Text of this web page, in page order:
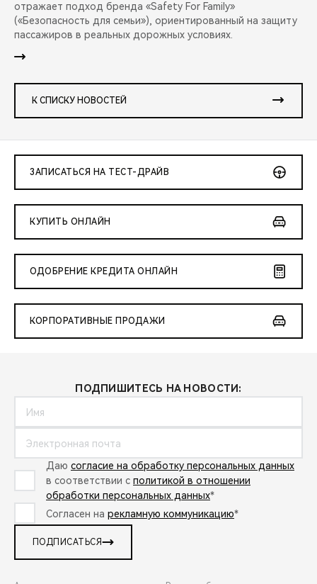
отражает подход бренда «Safety For Family»
(«Безопасность для семьи»), ориентированный на защиту
пассажиров в реальных дорожных условиях.
К СПИСКУ НОВОСТЕЙ
ЗАПИСАТЬСЯ НА ТЕСТ-ДРАЙВ
КУПИТЬ ОНЛАЙН
ОДОБРЕНИЕ КРЕДИТА ОНЛАЙН
КОРПОРАТИВНЫЕ ПРОДАЖИ
ПОДПИШИТЕСЬ НА НОВОСТИ:
Даю согласие на обработку персональных данных
в соответствии с политикой в отношении
обработки персональных данных*
Согласен на рекламную коммуникацию*
ПОДПИСАТЬСЯ